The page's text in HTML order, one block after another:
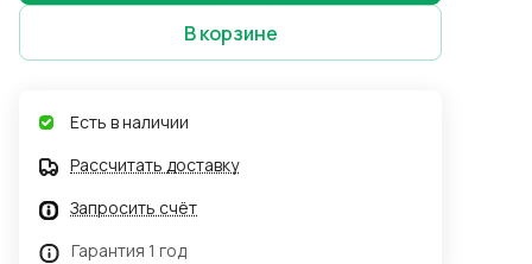
В корзине
Есть в наличии
Рассчитать доставку
Запросить счёт
Гарантия 1 год